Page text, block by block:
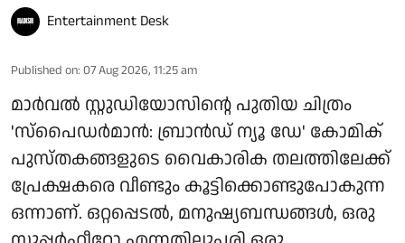
Entertainment Desk
Published on: 07 Aug 2026, 11:25 am
മാർവൽ സ്റ്റുഡിയോസിന്റെ പുതിയ ചിത്രം
'സ്പൈഡർമാൻ: ബ്രാൻഡ് ന്യൂ ഡേ' കോമിക്
പുസ്തകങ്ങളുടെ വൈകാരിക തലത്തിലേക്ക്
പ്രേക്ഷകരെ വീണ്ടും കൂട്ടിക്കൊണ്ടുപോകുന്ന
ഒന്നാണ്. ഒറ്റപ്പെടൽ, മനുഷ്യബന്ധങ്ങൾ, ഒരു